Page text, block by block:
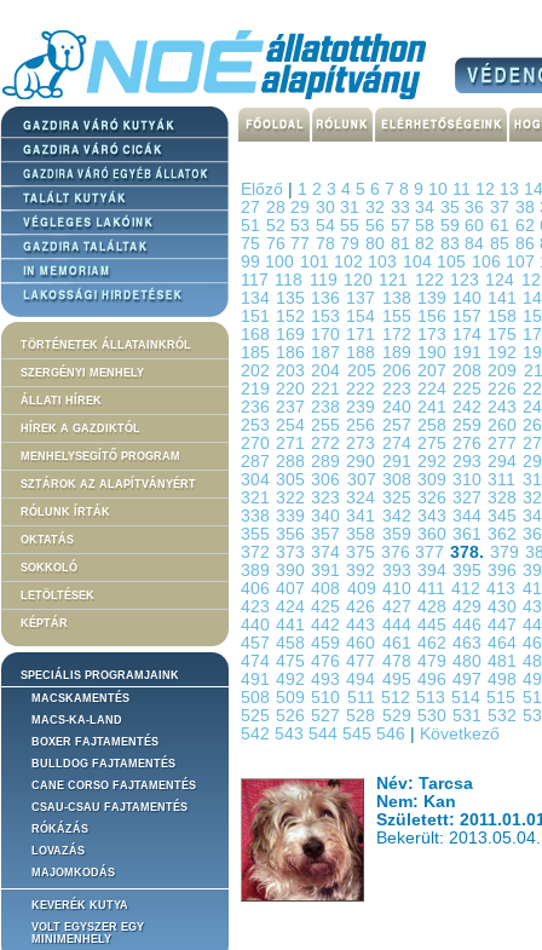
TÖRTÉNETEK ÁLLATAINKRÓL
SZERGÉNYI MENHELY
ÁLLATI HÍREK
HÍREK A GAZDIKTÓL
MENHELYSEGÍTŐ PROGRAM
SZTÁROK AZ ALAPÍTVÁNYÉRT
RÓLUNK ÍRTÁK
OKTATÁS
SOKKOLÓ
LETÖLTÉSEK
KÉPTÁR
SPECIÁLIS PROGRAMJAINK
MACSKAMENTÉS
MACS-KA-LAND
BOXER FAJTAMENTÉS
BULLDOG FAJTAMENTÉS
CANE CORSO FAJTAMENTÉS
CSAU-CSAU FAJTAMENTÉS
RÓKÁZÁS
LOVAZÁS
MAJOMKODÁS
KEVERÉK KUTYA
VOLT EGYSZER EGY
MINIMENHELY
Előző 1 2 3 4 5 6 7 8 9 10 11 12 13
27 2829 303132 3334 353637 38
51 52 53 54 55 56 57 58 596061 62
75 7677 787980 8182 838485 86
99 100 101 102 103 104 105 106 107
117 118 119 120 121 122 123 124
134 135 136 137 138 139 140 141
151 152 153 154 155 156 157 158
168 169 170 171 172 173 174 175
185 186 187 188 189 190 191 192
202203204 205 206 207208209
219220221222 223 224 225 226
236237238239 240 241 242 243
253254255256 257 258 259 260
270271272273 274 275 276 277
287288289290 291 292 293 294
304305306 307 308 309310311
321322323324 325 326 327 328
338339340341 342 343 344 345
355356357358 359 360 361 362
372 373 374 375 376377378. 379
389390391392 393 394 395 396
406407408 409 410 411412413
423424425426 427 428 429 430
440441442443 444 445 446 447
457458459460 461 462 463 464
474475476477 478 479 480 481
491492493494 495 496 497 498
508 509 510 511 512 513 514 515
525 526 527 528 529 530 531 532
542 543 544 545 546 Következő
Név: Tarcsa
Nem: Kan
Született:
Bekerült: 2013.05.04.